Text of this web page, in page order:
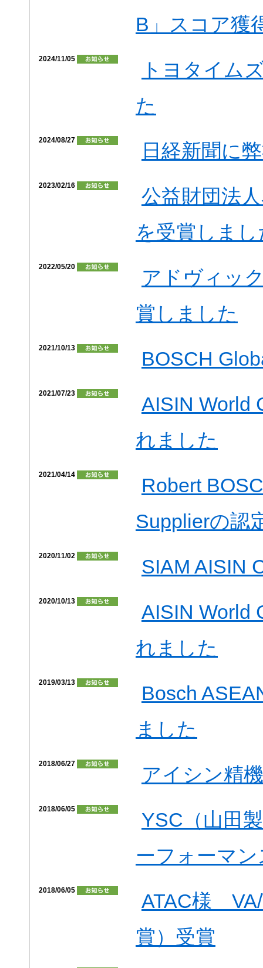
B」スコア獲
2024/11/05
トヨタイム
た
2024/08/27 日経新聞に
2023/02/16
公益財団法
を受賞しまし
2022/05/20
アドヴィッ
賞しました
2021/10/13 BOSCH
2021/07/23
AISIN World
れました
2021/04/14
Robert
Supplierの認
2020/11/02 SIAM AISIN
2020/10/13
AISIN World
れました
2019/03/13
Bosch
ました
2018/06/27 アイシン精
2018/06/05
YSC（山田
ーフォーマ
2018/06/05
ATAC様
賞）受賞